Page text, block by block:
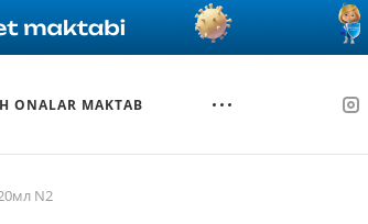
ONALAR MAKTAB
N2